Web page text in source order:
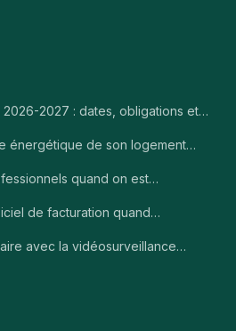
2027 : dates, obligations et…
énergétique de son logement…
quand on est…
de facturation quand…
avec la vidéosurveillance…